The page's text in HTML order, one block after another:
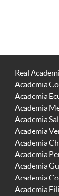
Real
Academia
Academia
Academia
Academia
Academia
Academia
Academia
Academia
Academia
Academia